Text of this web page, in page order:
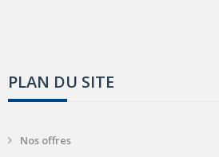
PLAN DU SITE
Nos offres